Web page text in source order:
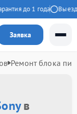
до 1 года Выезд
Заявка
Ремонт блока
в